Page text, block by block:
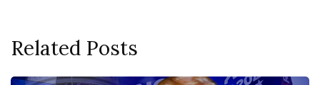
Related Posts